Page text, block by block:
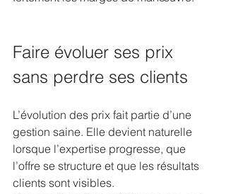
Faire évoluer ses prix
sans perdre ses clients
L’évolution des prix fait partie d’une
gestion saine. Elle devient naturelle
lorsque l’expertise progresse, que
l’offre se structure et que les résultats
clients sont visibles.